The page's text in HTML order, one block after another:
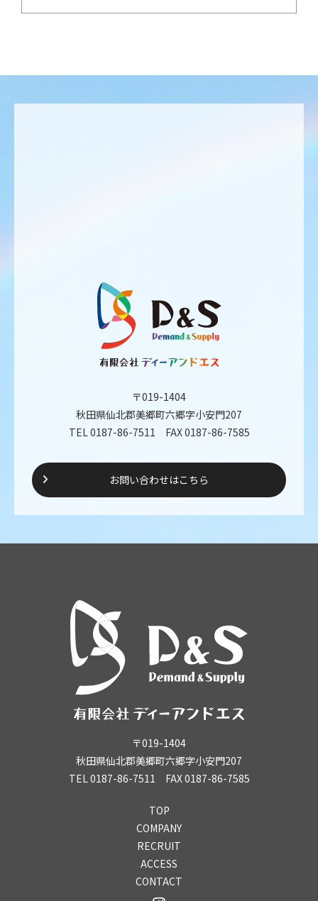
〒019-1404
秋田県仙北郡美郷町六郷字小安門207
TEL 0187-86-7511 FAX 0187-86-7585
お問い合わせはこちら
〒019-1404
秋田県仙北郡美郷町六郷字小安門207
TEL 0187-86-7511 FAX 0187-86-7585
TOP
COMPANY
RECRUIT
ACCESS
CONTACT